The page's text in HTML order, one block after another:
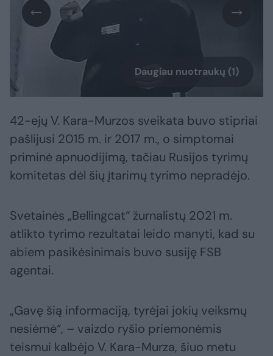
Daugiau nuotraukų (1)
42-ejų V. Kara-Murzos sveikata buvo stipriai
pašlijusi 2015 m. ir 2017 m., o simptomai
priminė apnuodijimą, tačiau Rusijos tyrimų
komitetas dėl šių įtarimų tyrimo nepradėjo.
Svetainės „Bellingcat“ žurnalistų 2021 m.
atlikto tyrimo rezultatai leido manyti, kad su
abiem pasikėsinimais buvo susiję FSB
agentai.
„Gavę šią informaciją, tyrėjai jokių veiksmų
nesiėmė“, – vaizdo ryšio priemonėmis
teismui kalbėjo V. Kara-Murza, šiuo metu